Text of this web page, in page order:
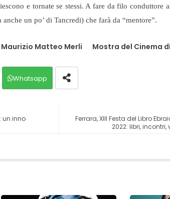
e tornate se stessi. A fare da filo conduttore
un po’ di Tancredi) che farà da “mentore”.
Maurizio Matteo Merli Mostra del Cinema
Whatsapp
Ferrara, XIII Festa del Libro
2022: libri,
un inno